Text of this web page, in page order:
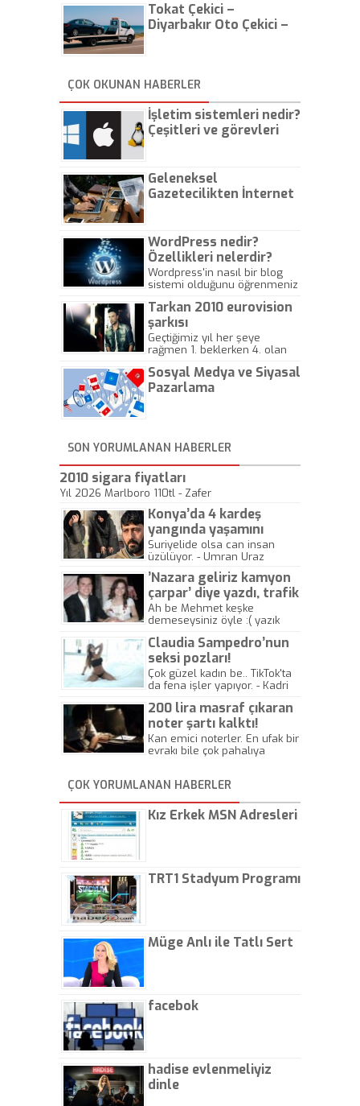
Tokat Çekici –
Diyarbakır Oto Çekici –
ÇOK OKUNAN HABERLER
İşletim sistemleri nedir?
Çeşitleri ve görevleri
Geleneksel
Gazetecilikten İnternet
WordPress nedir?
Özellikleri nelerdir?
Wordpress'in nasıl bir blog
sistemi olduğunu öğrenmeniz
Tarkan 2010 eurovision
şarkısı
Geçtiğimiz yıl her şeye
rağmen 1. beklerken 4. olan
gösterisinin bu yarışmada
önemli olmadığını anlamıştır.
Sosyal Medya ve Siyasal
Pazarlama
SON YORUMLANAN HABERLER
2010 sigara fiyatları
Yıl 2026 Marlboro 110tl - Zafer
Konya’da 4 kardeş
yangında yaşamını
yitirdi
Suriyelide olsa can insan
üzülüyor. - Umran Uraz
’Nazara geliriz kamyon
çarpar’ diye yazdı, trafik
kazasında öldü!
Ah be Mehmet keşke
demeseysiniz öyle :( yazık
Claudia Sampedro’nun
seksi pozları!
Çok güzel kadın be.. TikTok'ta
da fena işler yapıyor. - Kadri
200 lira masraf çıkaran
noter şartı kalktı!
Kan emici noterler. En ufak bir
evrakı bile çok pahalıya
kaptırıyorsunuz. - Kayhan
Gezenti
ÇOK YORUMLANAN HABERLER
Kız Erkek MSN Adresleri
TRT1 Stadyum Programı
Müge Anlı ile Tatlı Sert
facebok
hadise evlenmeliyiz
dinle